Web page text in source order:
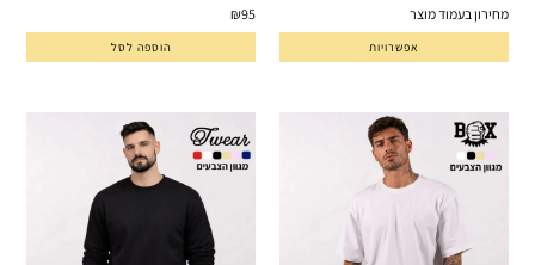
דורג5.00
מחירון בעמוד מוצר
אפשרויות
דורג5.00₪95
הוספה לסל